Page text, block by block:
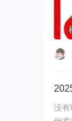
没有时间玩穿越火